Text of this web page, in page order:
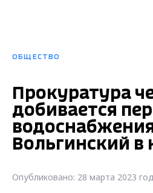
ОБЩЕСТВО
Прокуратура
добивается
Вольгинский в
Опубликовано: 28 марта 2023